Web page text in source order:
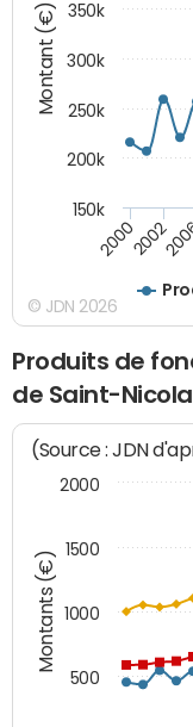
Montant (€)
20002002
150k
200k
250k
300k
350k
© JDN 2026
Produits de
de Saint-
Montants (€)
(Source : JDN
500
1000
1500
2000